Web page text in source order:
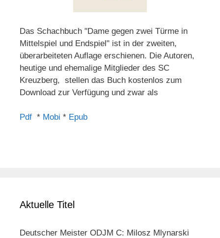
Das Schachbuch "Dame gegen zwei Türme in
Mittelspiel und Endspiel" ist in der zweiten,
überarbeiteten Auflage erschienen. Die Autoren,
heutige und ehemalige Mitglieder des SC
Kreuzberg, stellen das Buch kostenlos zum
Download zur Verfügung und zwar als
Pdf * Mobi * Epub
Aktuelle Titel
Deutscher Meister ODJM C: Milosz Mlynarski